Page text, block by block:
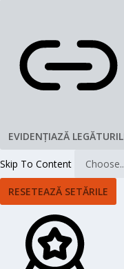
EVIDENȚIAZĂ
Skip To Content
RESETEAZĂ SETĂRILE